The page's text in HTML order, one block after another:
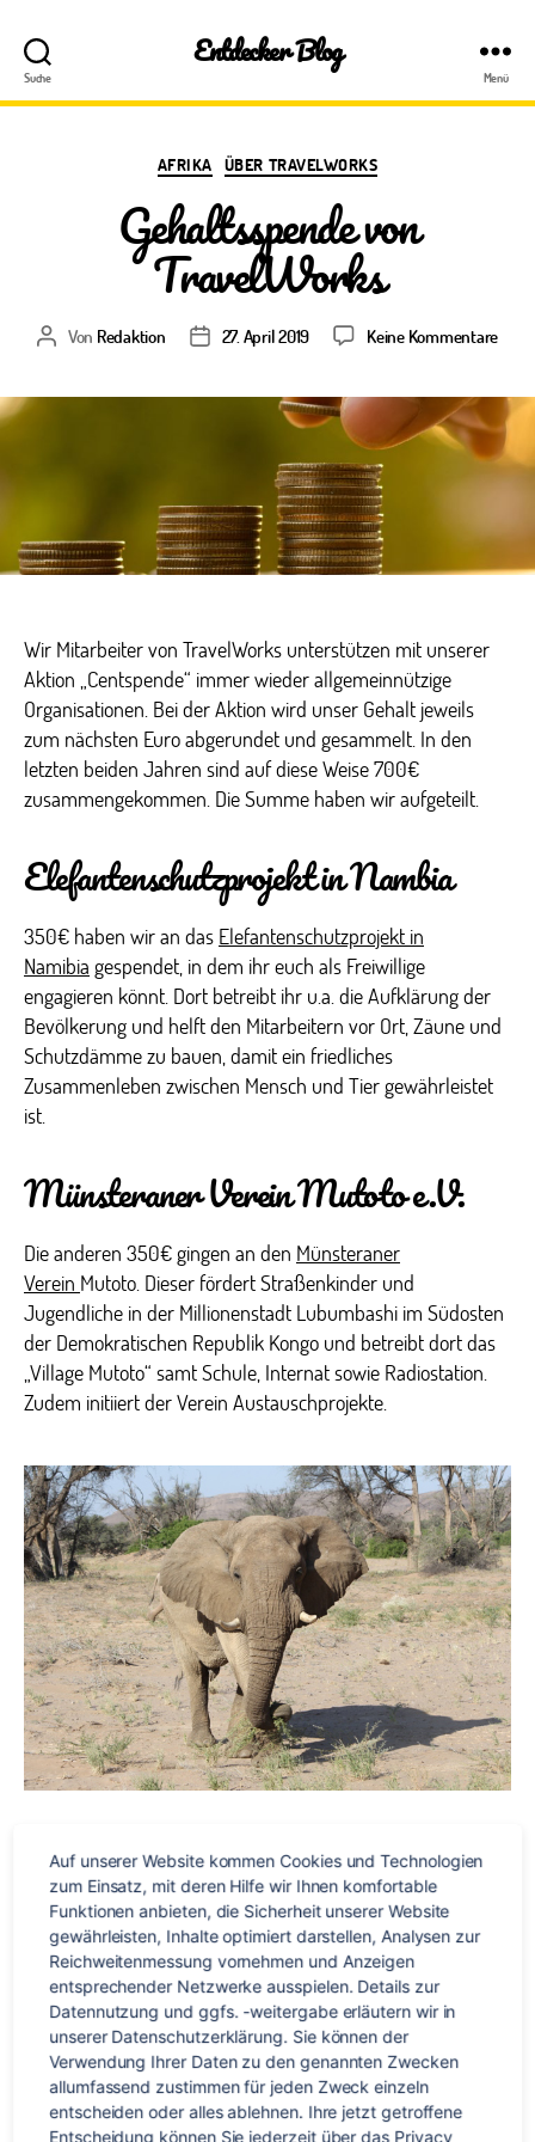
Suche
Entdecker Blog
Menü
Kategorien
AFRIKA ÜBER TRAVELWORKS
Gehaltsspende von
TravelWorks
Beitragsautor
Von Redaktion Veröffentlichungsdatum
27. April 2019 Keine Kommentarezu
Wir Mitarbeitervon TravelWorks unterstützen mit unserer
Aktion „Centspende“ immer wieder allgemeinnützige
Organisationen. Bei der Aktion wird unser Gehalt jeweils
zum nächsten Euro abgerundet und gesammelt. In den
letzten beiden Jahren sind auf diese Weise 700€
zusammengekommen. Die Summe haben wir aufgeteilt.
Elefantenschutzprojekt in Nambia
350€ haben wir an das Elefantenschutzprojekt in
Namibia gespendet, in dem ihr euch als Freiwillige
engagieren könnt. Dort betreibt ihr u.a. dieAufklärung der
Bevölkerung und helft den Mitarbeitern vor Ort, Zäune und
Schutzdämme zu bauen, damit ein friedliches
Zusammenleben zwischen Mensch und Tier gewährleistet
ist.
Münsteraner Verein Mutoto e.V.
Die anderen 350€ gingen an den Münsteraner
Verein Mutoto. Dieser fördert Straßenkinder und
Jugendliche in der Millionenstadt Lubumbashi im Südosten
der Demokratischen Republik Kongo und betreibt dort das
„Village Mutoto“ samt Schule, Internat sowie Radiostation.
Zudem initiiert der Verein Austauschprojekte.
Gesellschaftliche Verantwortung
Die CSR-Spende ist nur ein Teil
unseresgesamtgesellschaftlichen Engagements.Wir wollen
damit von Münsteraus einen kleinen Beitragdazu leisten,
einen Unterschied in der Welt zu erwirken. Vergangene
Gehaltsspenden gingen beispielsweise an die
OrganisationÄrzte ohne Grenzen.
Daneben unterstützen wir regelmäßig Hilfsorganisationen,
Auf unserer Website kommen Cookies und Technologien
zum Einsatz, mit deren Hilfe wir Ihnen komfortable
Funktionen anbieten, die Sicherheit unserer Website
gewährleisten, Inhalte optimiert darstellen, Analysen zur
Reichweitenmessung vornehmen und Anzeigen
entsprechender Netzwerke ausspielen. Details zur
Datennutzung und ggfs. -weitergabe erläutern wir in
unserer Datenschutzerklärung. Sie können der
Verwendung Ihrer Daten zu den genannten Zwecken
allumfassend zustimmen für jeden Zweck einzeln
entscheiden oder alles ablehnen. Ihre jetzt getroffene
Entscheidung können Sie jederzeit über das Privacy